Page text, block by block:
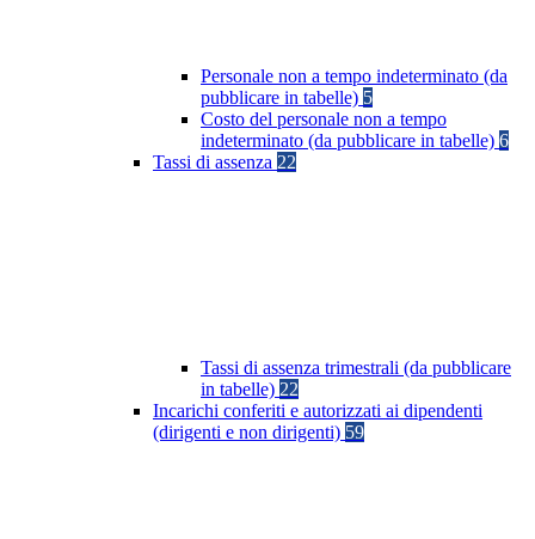
Personale non a tempo indeterminato (da
pubblicare in tabelle) 5
Costo del personale non a tempo
indeterminato (da pubblicare in tabelle) 6
Tassi di assenza 22
Tassi di assenza trimestrali (da pubblicare
in tabelle) 22
Incarichi conferiti e autorizzati ai dipendenti
(dirigenti e non dirigenti) 59